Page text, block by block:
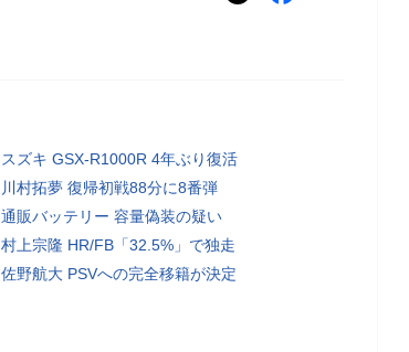
スズキ GSX-R1000R 4年ぶり復活
川村拓夢 復帰初戦88分に8番弾
通販バッテリー 容量偽装の疑い
村上宗隆 HR/FB「32.5%」で独走
佐野航大 PSVへの完全移籍が決定